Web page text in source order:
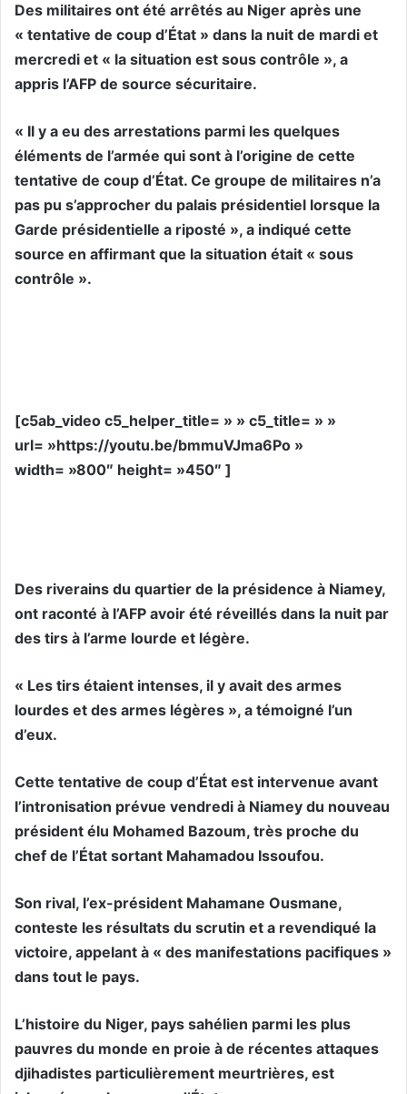
Des militaires ont été arrêtés au Niger après une
« tentative de coup d’État » dans la nuit de mardi et
mercredi et « la situation est sous contrôle », a
appris l’AFP de source sécuritaire.
« Il y a eu des arrestations parmi les quelques
éléments de l’armée qui sont à l’origine de cette
tentative de coup d’État. Ce groupe de militaires n’a
pas pu s’approcher du palais présidentiel lorsque la
Garde présidentielle a riposté », a indiqué cette
source en affirmant que la situation était « sous
contrôle ».
[c5ab_video c5_helper_title= » » c5_title= » »
url= »https://youtu.be/bmmuVJma6Po »
width= »800″ height= »450″ ]
Des riverains du quartier de la présidence à Niamey,
ont raconté à l’AFP avoir été réveillés dans la nuit par
des tirs à l’arme lourde et légère.
« Les tirs étaient intenses, il y avait des armes
lourdes et des armes légères », a témoigné l’un
d’eux.
Cette tentative de coup d’État est intervenue avant
l’intronisation prévue vendredi à Niamey du nouveau
président élu Mohamed Bazoum, très proche du
chef de l’État sortant Mahamadou Issoufou.
Son rival, l’ex-président Mahamane Ousmane,
conteste les résultats du scrutin et a revendiqué la
victoire, appelant à « des manifestations pacifiques »
dans tout le pays.
L’histoire du Niger, pays sahélien parmi les plus
pauvres du monde en proie à de récentes attaques
djihadistes particulièrement meurtrières, est